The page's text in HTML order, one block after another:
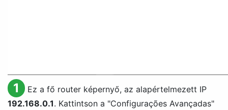
1
Ez a fő router képernyő, az alapértelmezett IP
192.168.0.1. Kattintson a "Configurações Avançadas"